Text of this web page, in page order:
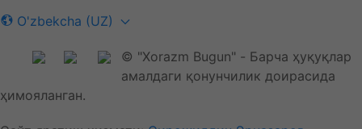
O'zbekcha (UZ)
© "Xorazm Bugun" - Барча ҳуқуқлар
амалдаги қонунчилик доирасида
ҳимояланган.